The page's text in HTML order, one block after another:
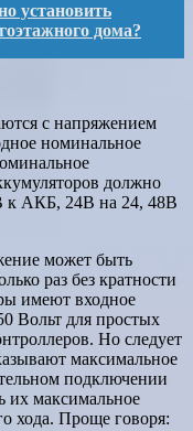
установить
дома?
с напряжением
номинальное
должно
к АКБ, 24В на 24, 48В
может быть
раз без кратности
имеют входное
Вольт для простых
Но следует
максимальное
подключении
их максимальное
хода. Проще говоря: